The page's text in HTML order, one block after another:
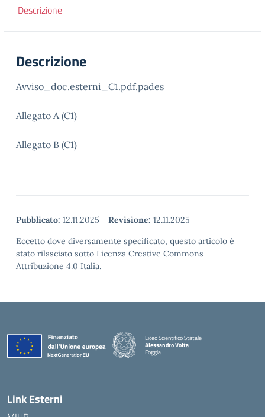
Descrizione
Descrizione
Avviso_doc.esterni_C1.pdf.pades
Allegato A (C1)
Allegato B (C1)
Pubblicato: 12.11.2025 - Revisione: 12.11.2025
Eccetto dove diversamente specificato, questo articolo è
stato rilasciato sotto Licenza Creative Commons
Attribuzione 4.0 Italia.
Liceo Scientifico Statale
Alessandro Volta
Foggia
— Visita la pagina iniziale della scuola
Link Esterni